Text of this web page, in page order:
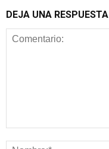
DEJA UNA RESPUESTA